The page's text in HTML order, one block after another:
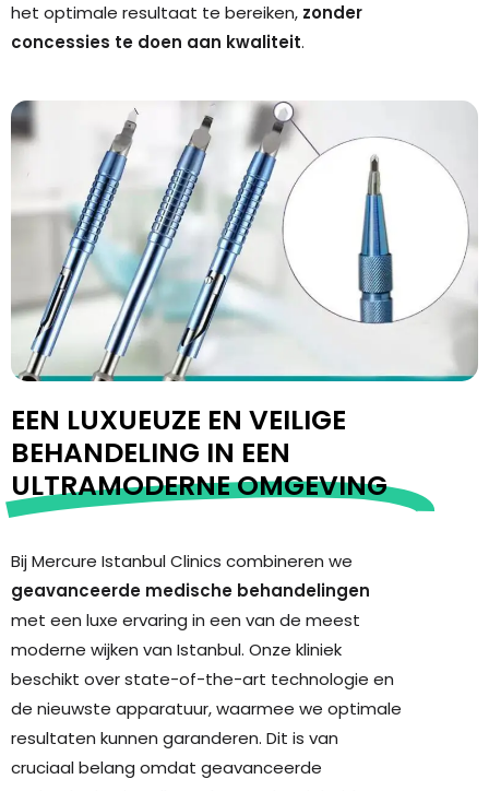
het optimale resultaat te bereiken, zonder
concessies te doen aan kwaliteit.
EEN LUXUEUZE EN VEILIGE
BEHANDELING IN EEN
ULTRAMODERNE OMGEVING
Bij Mercure Istanbul Clinics combineren we
geavanceerde medische behandelingen
met een luxe ervaring in een van de meest
moderne wijken van Istanbul. Onze kliniek
beschikt over state-of-the-art technologie en
de nieuwste apparatuur, waarmee we optimale
resultaten kunnen garanderen. Dit is van
cruciaal belang omdat geavanceerde